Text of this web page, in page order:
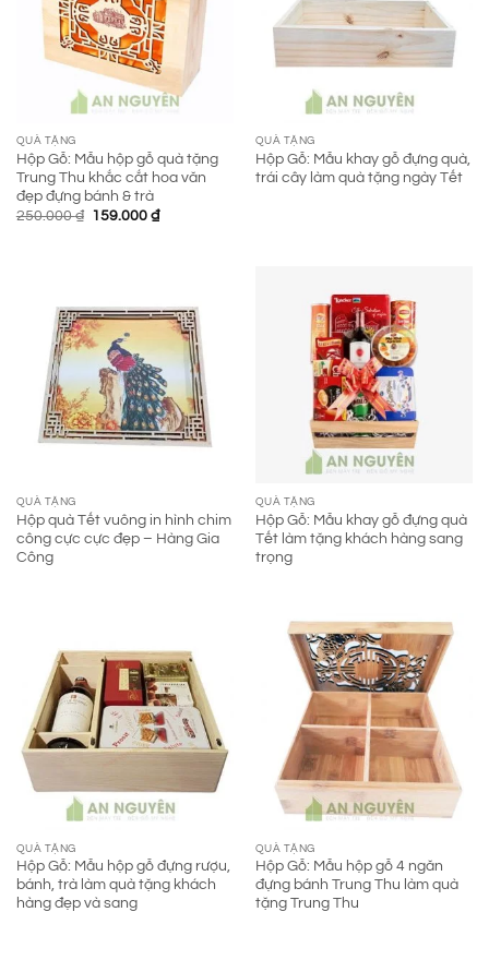
QUÀ TẶNG
Hộp Gỗ: Mẫu hộp gỗ quà tặng
Trung Thu khắc cắt hoa văn
đẹp đựng bánh & trà
250.000₫ Giá
159.000 ₫Giá
QUÀ TẶNG
Hộp Gỗ: Mẫu khay gỗ đựng quà,
trái cây làm quà tặng ngày Tết
QUÀ TẶNG
Hộp quà Tết vuông in hình chim
công cực cực đẹp – Hàng Gia
Công
QUÀ TẶNG
Hộp Gỗ: Mẫu khay gỗ đựng quà
Tết làm tặng khách hàng sang
trọng
QUÀ TẶNG
Hộp Gỗ: Mẫu hộp gỗ đựng rượu,
bánh, trà làm quà tặng khách
hàng đẹp và sang
QUÀ TẶNG
Hộp Gỗ: Mẫu hộp gỗ 4 ngăn
đựng bánh Trung Thu làm quà
tặng Trung Thu